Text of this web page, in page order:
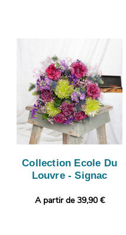
Collection Ecole Du
Louvre - Signac
A partir de 39,90 €